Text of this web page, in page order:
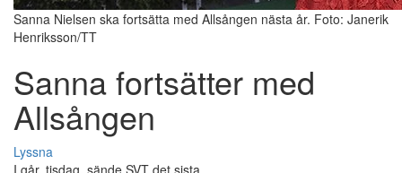
Sanna Nielsen ska fortsätta med Allsången nästa år. Foto: Janerik
Henriksson/TT
Sanna fortsätter med
Allsången
Lyssna